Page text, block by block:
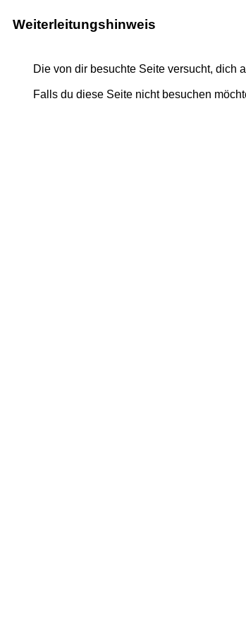
Weiterleitungshinweis
Die von dir besuchte Seite versucht, dich
Falls du diese Seite nicht besuchen